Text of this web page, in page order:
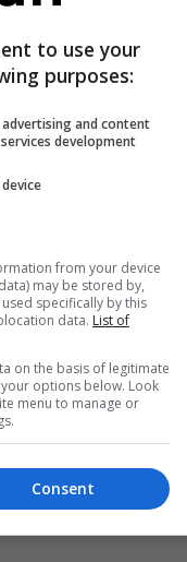
të
to use your
purposes:
and content
development
from your device
may be stored by,
specifically by this
data. List of
on the basis of legitimate
options below. Look
menu to manage or
Consent